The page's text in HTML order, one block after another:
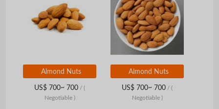
Almond Nuts
US$ 700~ 700 / (
Negotiable )
Almond Nuts
US$ 700~ 700 / (
Negotiable )